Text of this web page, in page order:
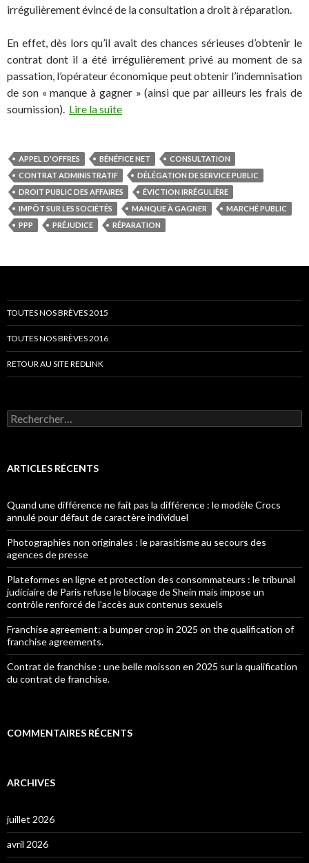
irrégulièrement évincé de la consultation a droit à réparation.
En effet, dès lors qu’il avait des chances sérieuses d’obtenir le
contrat dont il a été irrégulièrement privé au moment de sa
passation, l’opérateur économique peut obtenir l’indemnisation
de son « manque à gagner » (ainsi que par ailleurs les frais de
soumission). Lire la suite
APPEL D'OFFRES BÉNÉFICE NET
CONSULTATION
CONTRAT ADMINISTRATIF
DÉLÉGATION DE SERVICE PUBLIC
DROIT PUBLIC DES AFFAIRES
ÉVICTION IRRÉGULIÈRE
IMPÔT SUR LES SOCIÉTÉS
MANQUE À GAGNER
MARCHÉ PUBLIC
PPP
PRÉJUDICE RÉPARATION
TOUTES NOS BRÈVES 2015
TOUTES NOS BRÈVES 2016
RETOUR AU SITE REDLINK
Rechercher :
ARTICLES RÉCENTS
Quand une différence ne fait pas la différence : le modèle Crocs
annulé pour défaut de caractère individuel
Photographies non originales : le parasitisme au secours des
agences de presse
Plateformes en ligne et protection des consommateurs : le tribunal
judiciaire de Paris refuse le blocage de Shein mais impose un
contrôle renforcé de l’accès aux contenus sexuels
Franchise agreement: a bumper crop in 2025 on the qualification of
franchise agreements.
Contrat de franchise : une belle moisson en 2025 sur la qualification
du contrat de franchise.
COMMENTAIRES RÉCENTS
ARCHIVES
juillet 2026
avril 2026